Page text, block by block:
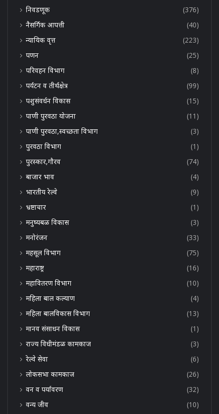
निवडणूक
(376)
नैसर्गिक आपत्ती
(40)
न्यायिक वृत्त
(223)
पणन
(25)
परिवहन विभाग
(8)
पर्यटन व तीर्थक्षेत्र
(99)
पशुसंवर्धन विकास
(15)
पाणी पुरवठा योजना
(11)
पाणी पुरवठा,स्वच्छता विभाग
(3)
पुरवठा विभाग
(1)
पुरस्कार,गौरव
(74)
बाजार भाव
(4)
भारतीय रेल्वे
(9)
भ्रष्टाचार
(1)
मनुष्यबळ विकास
(3)
मनोरंजन
(33)
महसूल विभाग
(75)
महाराष्ट्र
(16)
महावितरण विभाग
(10)
महिला बाल कल्याण
(4)
महिला बालविकास विभाग
(13)
मानव संसाधन विकास
(1)
राज्य विधीमंडळ कामकाज
(3)
रेल्वे सेवा
(6)
लोकसभा कामकाज
(26)
वन व पर्यावरण
(32)
वन्य जीव
(10)